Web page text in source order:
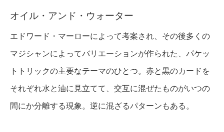
オイル・アンド・ウォーター
エドワード・マーローによって考案され、その後多くの
マジシャンによってバリエーションが作られた、パケッ
トトリックの主要なテーマのひとつ。赤と黒のカードを
それぞれ水と油に見立てて、交互に混ぜたものがいつの
間にか分離する現象。逆に混ざるパターンもある。